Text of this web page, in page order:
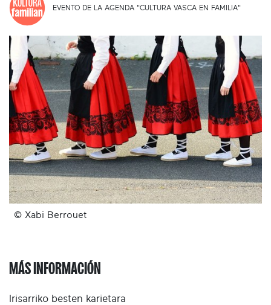
EVENTO DE LA AGENDA "CULTURA VASCA EN FAMILIA"
© Xabi Berrouet
MÁS INFORMACIÓN
Irisarriko besten karietara